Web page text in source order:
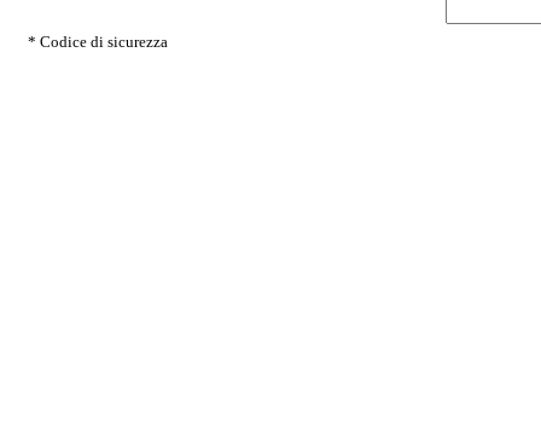
* Codice di sicurezza